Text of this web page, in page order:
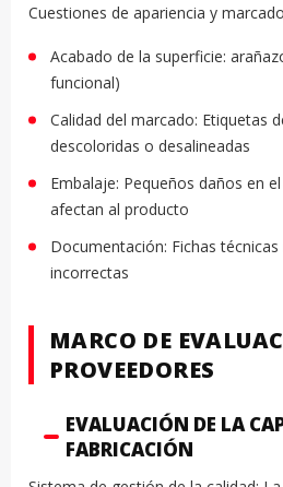
Cuestiones de apariencia y
Acabado de la superficie:
funcional)
Calidad del marcado: Etiquetas
descoloridas o desalineadas
Embalaje: Pequeños daños en
afectan al producto
Documentación: Fichas
incorrectas
MARCO DE
PROVEEDORES
EVALUACIÓN DE LA
FABRICACIÓN